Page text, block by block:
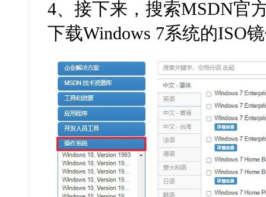
4、接下来，搜索MSDN官
下载Windows 7系统的ISO